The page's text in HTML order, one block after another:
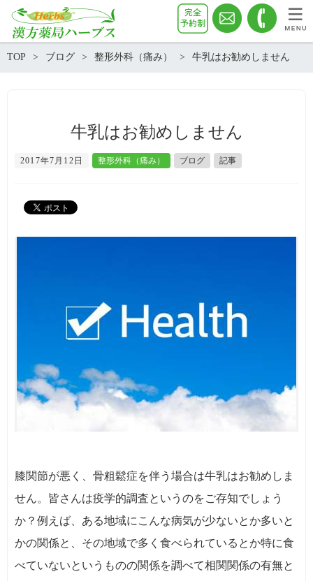
TOP ブログ 整形外科（痛み） 牛乳はお勧めしません
牛乳はお勧めしません
2017年7月12日 整形外科（痛み） ブログ 記事
膝関節が悪く、骨粗鬆症を伴う場合は牛乳はお勧めしま
せん。皆さんは疫学的調査というのをご存知でしょう
か？例えば、ある地域にこんな病気が少ないとか多いと
かの関係と、その地域で多く食べられているとか特に食
べていないというものの関係を調べて相関関係の有無と